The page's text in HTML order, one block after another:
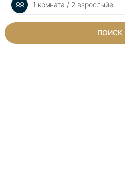
1 комната / 2 взрослыйе